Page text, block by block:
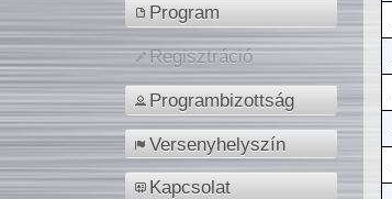
Program
Regisztráció
Programbizottság
Versenyhelyszín
Kapcsolat